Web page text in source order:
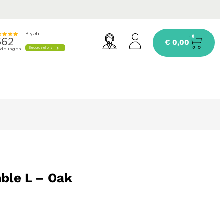
€ 0,00
0
L – Oak